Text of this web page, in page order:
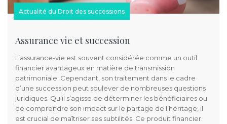
Actualité du Droit des successions
Assurance vie et succession
L’assurance-vie est souvent considérée comme un outil
financier avantageux en matière de transmission
patrimoniale. Cependant, son traitement dans le cadre
d’une succession peut soulever de nombreuses questions
juridiques. Qu’il s’agisse de déterminer les bénéficiaires ou
de comprendre son impact sur le partage de l’héritage, il
est crucial de maîtriser ses subtilités. Ce produit financier